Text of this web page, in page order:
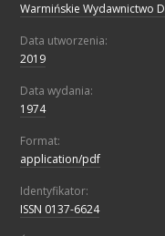
Warmińskie Wydawnictwo
Data utworzenia:
2019
Data wydania:
1974
Format:
application/pdf
Identyfikator:
ISSN 0137-6624